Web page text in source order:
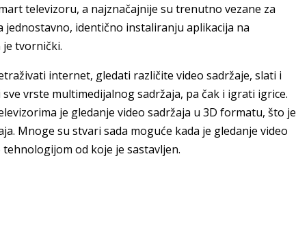
televizoru, a najznačajnije su trenutno vezane za
jednostavno, identično instaliranju aplikacija na
tvornički.
internet, gledati različite video sadržaje, slati i
vrste multimedijalnog sadržaja, pa čak i igrati igrice.
je gledanje video sadržaja u 3D formatu, što je
Mnoge su stvari sada moguće kada je gledanje video
od koje je sastavljen.